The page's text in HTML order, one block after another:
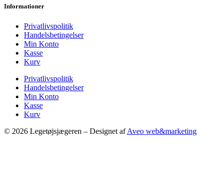
Informationer
Privatlivspolitik
Handelsbetingelser
Min Konto
Kasse
Kurv
Privatlivspolitik
Handelsbetingelser
Min Konto
Kasse
Kurv
© 2026 Legetøjsjægeren – Designet afAveo web&marketing